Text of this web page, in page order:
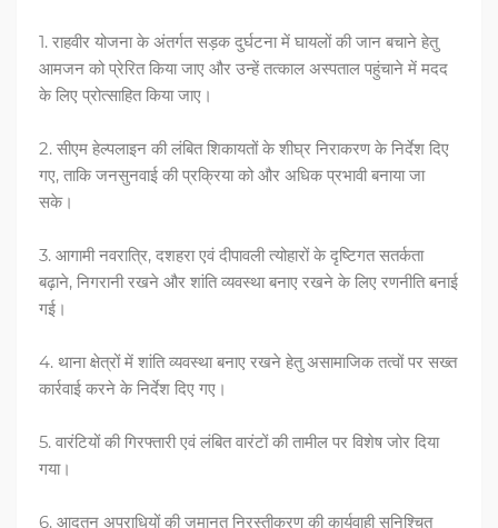
1. राहवीर योजना के अंतर्गत सड़क दुर्घटना में घायलों की जान बचाने हेतु
आमजन को प्रेरित किया जाए और उन्हें तत्काल अस्पताल पहुंचाने में मदद
के लिए प्रोत्साहित किया जाए।
2. सीएम हेल्पलाइन की लंबित शिकायतों के शीघ्र निराकरण के निर्देश दिए
गए, ताकि जनसुनवाई की प्रक्रिया को और अधिक प्रभावी बनाया जा
सके।
3. आगामी नवरात्रि, दशहरा एवं दीपावली त्योहारों के दृष्टिगत सतर्कता
बढ़ाने, निगरानी रखने और शांति व्यवस्था बनाए रखने के लिए रणनीति बनाई
गई।
4. थाना क्षेत्रों में शांति व्यवस्था बनाए रखने हेतु असामाजिक तत्वों पर सख्त
कार्रवाई करने के निर्देश दिए गए।
5. वारंटियों की गिरफ्तारी एवं लंबित वारंटों की तामील पर विशेष जोर दिया
गया।
6. आदतन अपराधियों की जमानत निरस्तीकरण की कार्यवाही सुनिश्चित